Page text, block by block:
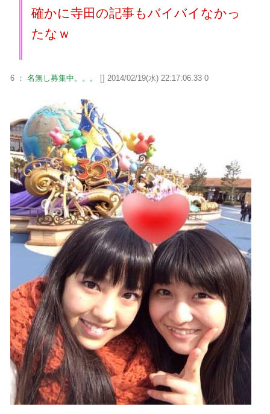
確かに寺田の記事もバイバイなかっ
たなｗ
6 ： 名無し募集中。。。 [] 2014/02/19(水) 22:17:06.33 0